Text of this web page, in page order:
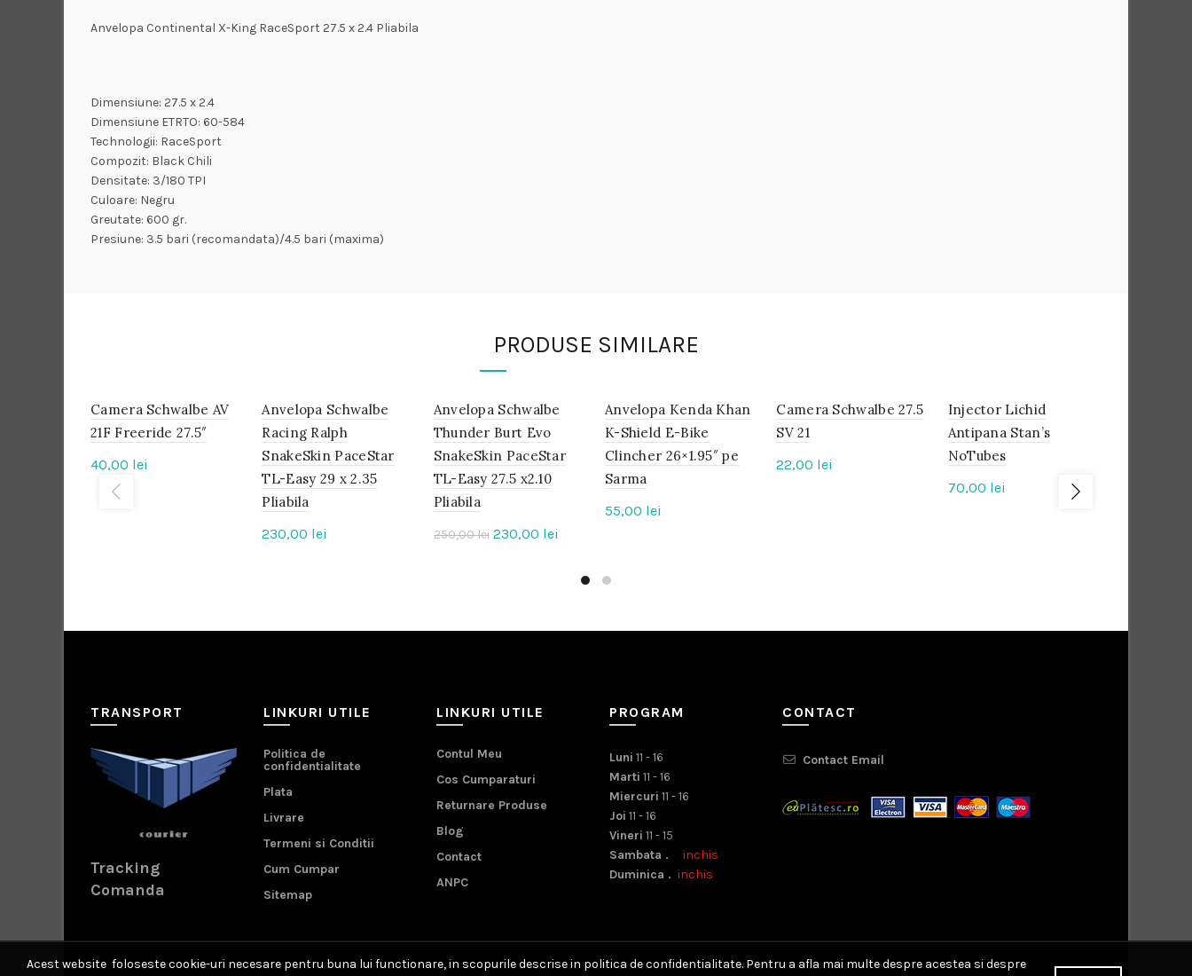
Anvelopa Continental X-King RaceSport 27.5 x 2.4 Pliabila
Dimensiune: 27.5 x 2.4
Dimensiune ETRTO: 60-584
Technologii: RaceSport
Compozit: Black Chili
Densitate: 3/180 TPI
Culoare: Negru
Greutate: 600 gr.
Presiune: 3.5 bari (recomandata)/4.5 bari (maxima)
PRODUSE SIMILARE
IN
STOC
Camera Schwalbe AV
21F Freeride 27.5″
40,00 lei
IN
STOC
Anvelopa Schwalbe
Racing Ralph
SnakeSkin PaceStar
TL-Easy 29 x 2.35
Pliabila
230,00 lei
-8%
IN
STOC
Anvelopa Schwalbe
Thunder Burt Evo
SnakeSkin PaceStar
TL-Easy 27.5 x2.10
Pliabila
250,00lei Prețul
230,00 lei
este:
IN
STOC
Anvelopa Kenda Khan
K-Shield E-Bike
Clincher 26×1.95″ pe
Sarma
55,00 lei
IN
STOC
Camera Schwalbe 27.5
SV 21
22,00 lei
IN
STOC
Injector Lichid
Antipana Stan’s
NoTubes
70,00 lei
TRANSPORT
Tracking
Comanda
LINKURI UTILE
Politica de
confidentialitate
Plata
Livrare
Termeni si Conditii
Cum Cumpar
Sitemap
LINKURI UTILE
Contul Meu
Cos Cumparaturi
Returnare Produse
Blog
Contact
ANPC
PROGRAM
Luni 11 - 16
Marti 11 - 16
Miercuri 11 - 16
Joi 11 - 16
Vineri 11 - 15
Sambata . inchis
Duminica . inchis
CONTACT
Contact Email
Acest website foloseste cookie-uri necesare pentru buna lui functionare, in scopurile descrise in politica de confidentialitate. Pentru a afla mai multe despre acestea si despre